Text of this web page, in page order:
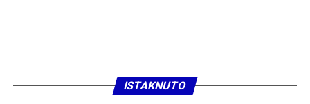
ISTAKNUTO